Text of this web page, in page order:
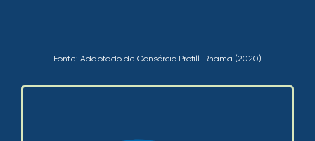
Fonte: Adaptado de Consórcio Profill-Rhama (2020)